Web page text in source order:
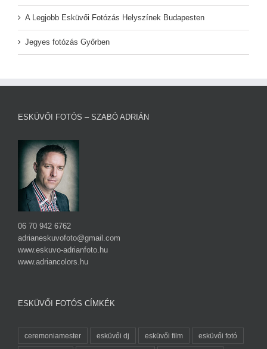
A Legjobb Esküvői Fotózás Helyszínek Budapesten
Jegyes fotózás Győrben
ESKÜVŐI FOTÓS – SZABÓ ADRIÁN
06 70 942 6762
adrianeskuvofoto@gmail.com
www.eskuvo-adrianfoto.hu
www.adriancolors.hu
ESKÜVŐI FOTÓS CÍMKÉK
ceremoniamester esküvői dj esküvői film esküvői fotó